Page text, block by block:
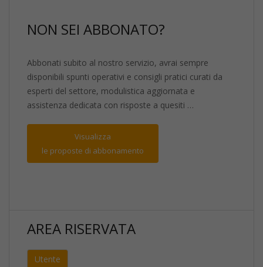
NON SEI ABBONATO?
Abbonati subito al nostro servizio, avrai sempre
disponibili spunti operativi e consigli pratici curati da
esperti del settore, modulistica aggiornata e
assistenza dedicata con risposte a quesiti …
Visualizza
le proposte di abbonamento
AREA RISERVATA
Utente